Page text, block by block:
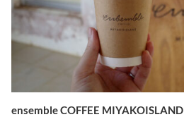
ensemble COFFEE MIYAKOISLAND